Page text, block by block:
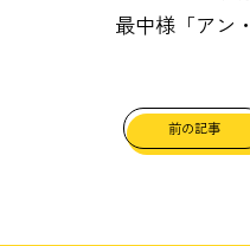
最中様「アン
前の記事